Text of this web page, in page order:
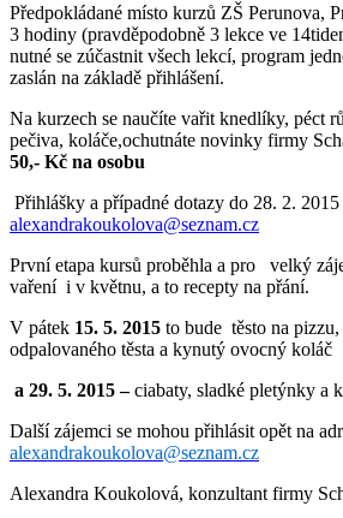
Předpokládané místo kurzů ZŠ Perunova,
3 hodiny (pravděpodobně 3 lekce ve
nutné se zúčastnit všech lekcí, program
zaslán na základě přihlášení.
Na kurzech se naučíte vařit knedlíky, péct
pečiva, koláče,ochutnáte novinky firmy
50,‐ Kč na osobu
Přihlášky a případné dotazy do 28. 2. 2015
alexandrakoukolova@seznam.cz
První etapa kursů proběhla a pro velký
vaření i v květnu, a to recepty na přání.
V pátek 15. 5. 2015 to bude těsto na pizzu,
odpalovaného těsta a kynutý ovocný koláč
a 29. 5. 2015 –ciabaty, sladké pletýnky a
Další zájemci se mohou přihlásit opět na
alexandrakoukolova@seznam.cz
Alexandra Koukolová, konzultant firmy